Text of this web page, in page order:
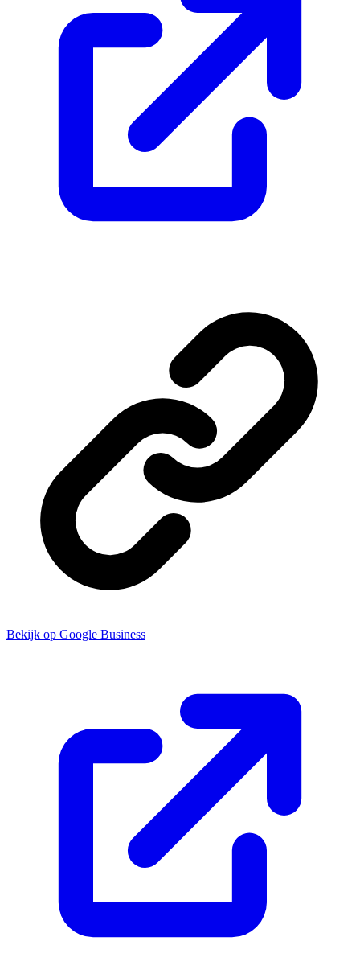
Bekijk op Google Business